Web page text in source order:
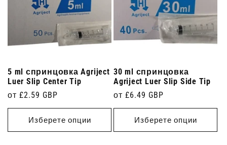
5 ml спринцовка Agriject
Luer Slip Center Tip
Редовна
цена
от £2.59 GBP
Изберете опции
30 ml спринцовка
Agriject Luer Slip Side Tip
Редовна
цена
от £6.49 GBP
Изберете опции